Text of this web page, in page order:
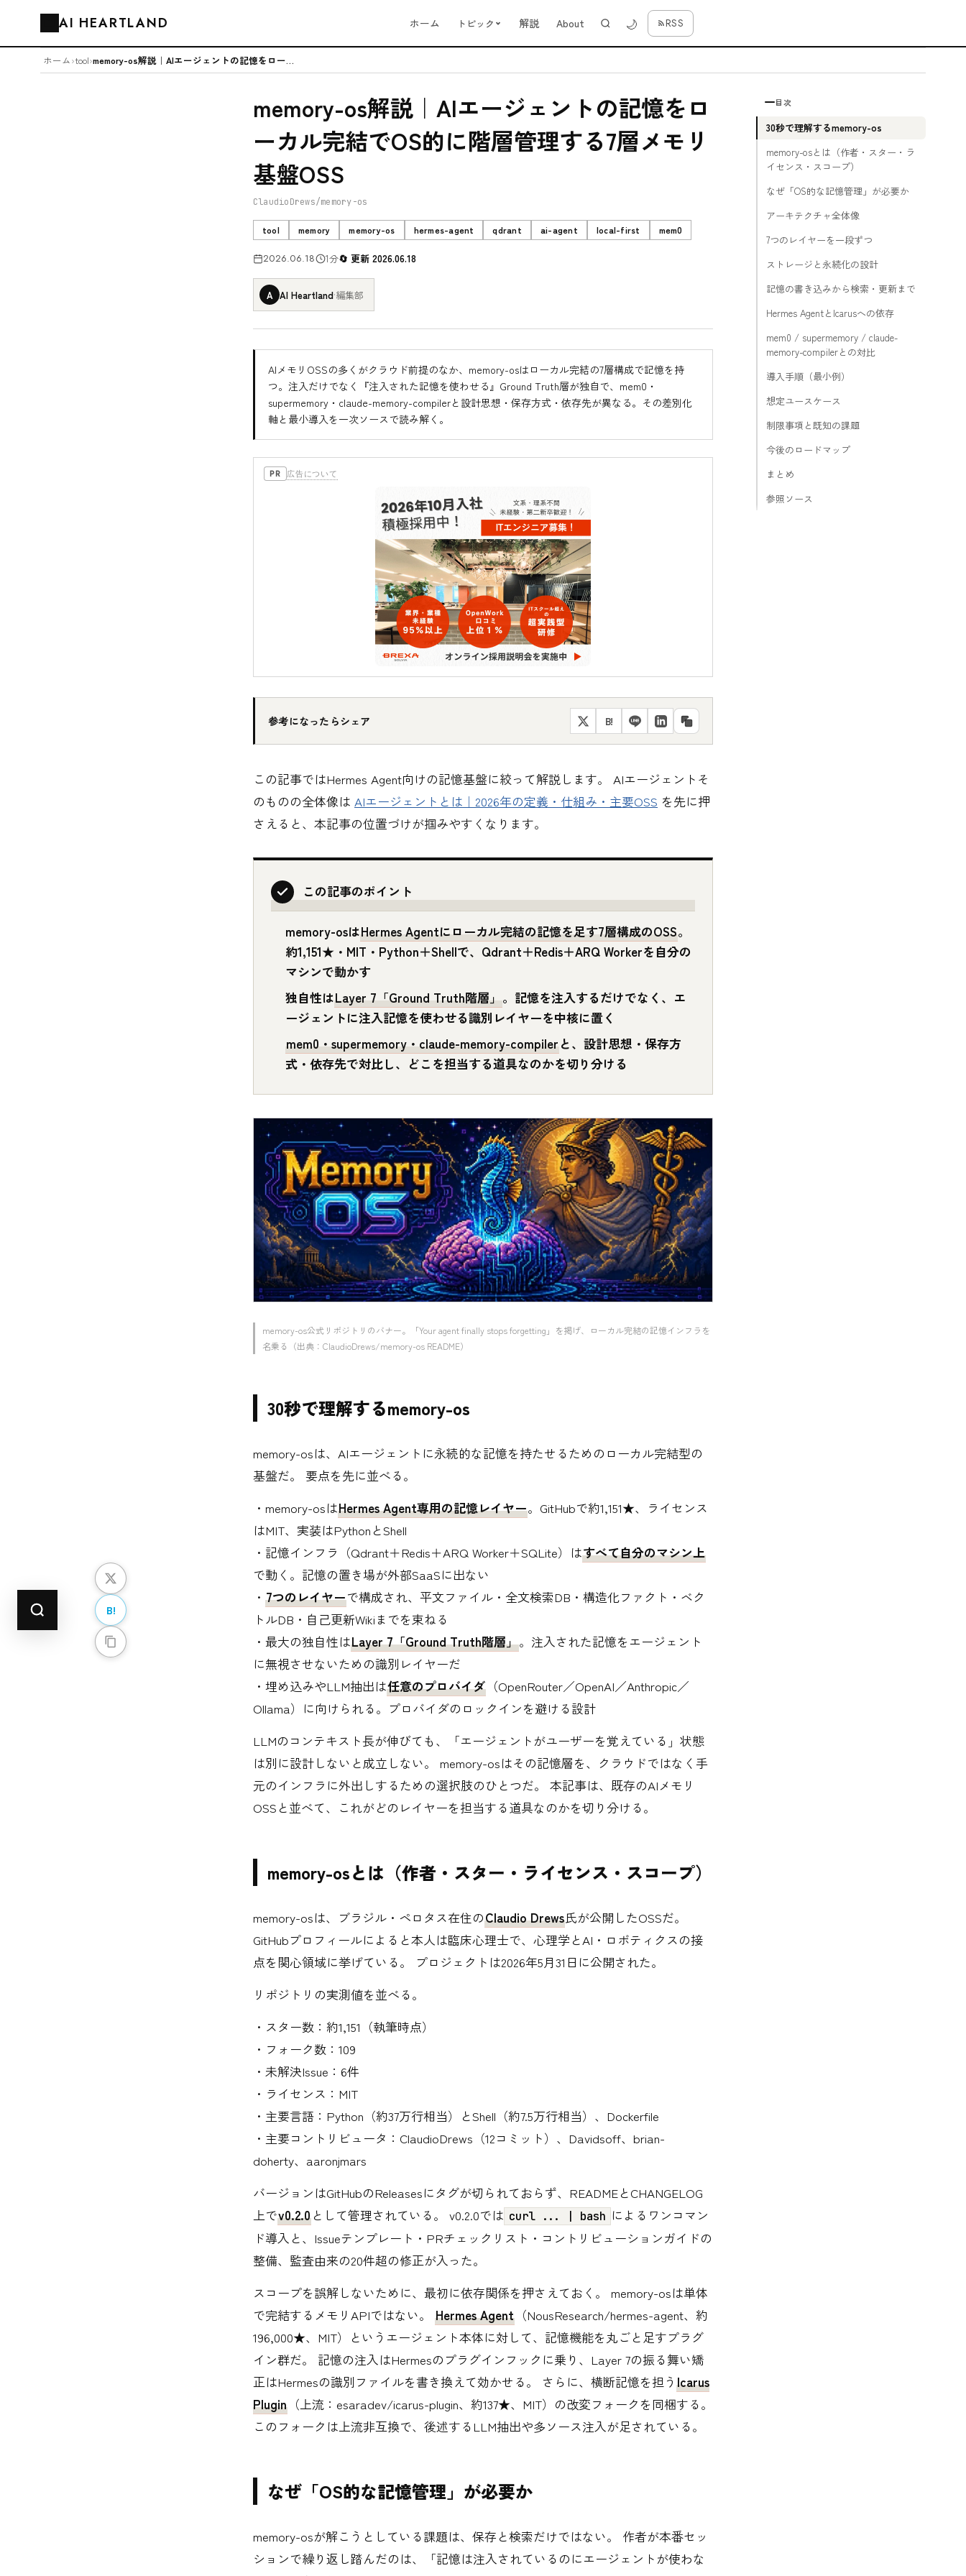
AI HEARTLAND ホーム トピック 解説 About 🌙 RSS
ホーム›tool› memory-os解説｜AIエージェントの記憶をローカル完結でOS的に階層...
memory-os解説｜AIエージェントの記憶をロ
ーカル完結でOS的に階層管理する7層メモリ
基盤OSS
ClaudioDrews/memory-os
tool memory memory-os hermes-agent qdrant ai-agent local-first mem0
2026.06.18 1分 更新 2026.06.18
A AI Heartland·編集部
AIメモリOSSの多くがクラウド前提のなか、memory-osはローカル完結の7層構成で記憶を持
つ。注入だけでなく『注入された記憶を使わせる』Ground Truth層が独自で、mem0・
supermemory・claude-memory-compilerと設計思想・保存方式・依存先が異なる。その差別化
軸と最小導入を一次ソースで読み解く。
PR 広告について
参考になったらシェア B!
この記事ではHermes Agent向けの記憶基盤に絞って解説します。 AIエージェントそ
のものの全体像は AIエージェントとは｜2026年の定義・仕組み・主要OSS を先に押
さえると、本記事の位置づけが掴みやすくなります。
この記事のポイント
memory-osはHermes Agentにローカル完結の記憶を足す7層構成のOSS。
約1,151★・MIT・Python＋Shellで、Qdrant＋Redis＋ARQ Workerを自分の
マシンで動かす
独自性はLayer 7「Ground Truth階層」。記憶を注入するだけでなく、エ
ージェントに注入記憶を使わせる識別レイヤーを中核に置く
mem0・supermemory・claude-memory-compilerと、設計思想・保存方
式・依存先で対比し、どこを担当する道具なのかを切り分ける
memory-os公式リポジトリのバナー。「Your agent finally stops forgetting」を掲げ、ローカル完結の記憶インフラを
名乗る（出典：ClaudioDrews/memory-os README）
30秒で理解するmemory-os
memory-osは、AIエージェントに永続的な記憶を持たせるためのローカル完結型の
基盤だ。 要点を先に並べる。
・memory-osはHermes Agent専用の記憶レイヤー。GitHubで約1,151★、ライセンス
はMIT、実装はPythonとShell
・記憶インフラ（Qdrant＋Redis＋ARQ Worker＋SQLite）はすべて自分のマシン上
で動く。記憶の置き場が外部SaaSに出ない
・ 7つのレイヤーで構成され、平文ファイル・全文検索DB・構造化ファクト・ベク
トルDB・自己更新Wikiまでを束ねる
・最大の独自性はLayer 7「Ground Truth階層」。注入された記憶をエージェント
に無視させないための識別レイヤーだ
・埋め込みやLLM抽出は任意のプロバイダ （OpenRouter／OpenAI／Anthropic／
Ollama）に向けられる。プロバイダのロックインを避ける設計
LLMのコンテキスト長が伸びても、「エージェントがユーザーを覚えている」状態
は別に設計しないと成立しない。 memory-osはその記憶層を、クラウドではなく手
元のインフラに外出しするための選択肢のひとつだ。 本記事は、既存のAIメモリ
OSSと並べて、これがどのレイヤーを担当する道具なのかを切り分ける。
memory-osとは（作者・スター・ライセンス・スコープ）
memory-osは、ブラジル・ペロタス在住のClaudio Drews氏が公開したOSSだ。
GitHubプロフィールによると本人は臨床心理士で、心理学とAI・ロボティクスの接
点を関心領域に挙げている。 プロジェクトは2026年5月31日に公開された。
リポジトリの実測値を並べる。
・スター数：約1,151（執筆時点）
・フォーク数：109
・未解決Issue：6件
・ライセンス：MIT
・主要言語：Python（約37万行相当）とShell（約7.5万行相当）、Dockerfile
・主要コントリビュータ：ClaudioDrews（12コミット）、Davidsoff、brian-
doherty、aaronjmars
バージョンはGitHubのReleasesにタグが切られておらず、READMEとCHANGELOG
上でv0.2.0 として管理されている。 v0.2.0では curl ... | bash によるワンコマン
ド導入と、Issueテンプレート・PRチェックリスト・コントリビューションガイドの
整備、監査由来の20件超の修正が入った。
スコープを誤解しないために、最初に依存関係を押さえておく。 memory-osは単体
で完結するメモリAPIではない。 Hermes Agent （NousResearch/hermes-agent、約
196,000★、MIT）というエージェント本体に対して、記憶機能を丸ごと足すプラグ
イン群だ。 記憶の注入はHermesのプラグインフックに乗り、Layer 7の振る舞い矯
正はHermesの識別ファイルを書き換えて効かせる。 さらに、横断記憶を担う Icarus
Plugin （上流：esaradev/icarus-plugin、約137★、MIT）の改変フォークを同梱する。
このフォークは上流非互換で、後述するLLM抽出や多ソース注入が足されている。
なぜ「OS的な記憶管理」が必要か
memory-osが解こうとしている課題は、保存と検索だけではない。 作者が本番セッ
ションで繰り返し踏んだのは、「記憶は注入されているのにエージェントが使わな
B!
目次
30秒で理解するmemory-os
memory-osとは（作者・スター・ラ
イセンス・スコープ）
なぜ「OS的な記憶管理」が必要か
アーキテクチャ全体像
7つのレイヤーを一段ずつ
ストレージと永続化の設計
記憶の書き込みから検索・更新まで
Hermes AgentとIcarusへの依存
mem0 / supermemory / claude-
memory-compilerとの対比
導入手順（最小例）
想定ユースケース
制限事項と既知の課題
今後のロードマップ
まとめ
参照ソース